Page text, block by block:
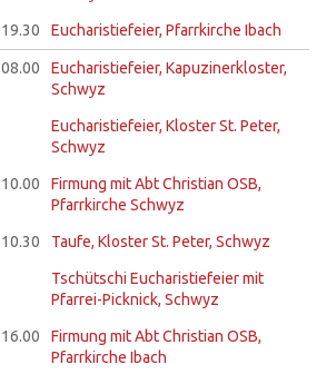
19.30 Eucharistiefeier, Pfarrkirche Ibach
08.00
Eucharistiefeier, Kapuzinerkloster,
Schwyz
Eucharistiefeier, Kloster St. Peter,
Schwyz
10.00
Firmung mit Abt Christian OSB,
Pfarrkirche Schwyz
10.30 Taufe, Kloster St. Peter, Schwyz
Tschütschi Eucharistiefeier mit
Pfarrei-Picknick, Schwyz
16.00
Firmung mit Abt Christian OSB,
Pfarrkirche Ibach